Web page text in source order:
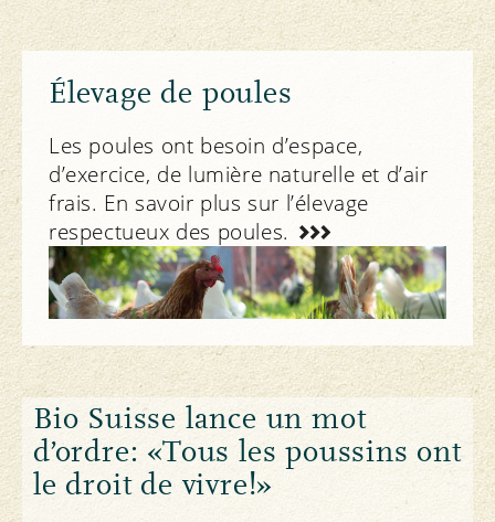
Élevage de poules
Les poules ont besoin d’espace,
d’exercice, de lumière naturelle et d’air
frais. En savoir plus sur l’élevage
respectueux des poules.
Notre engagement
Bio Suisse lance un mot
d’ordre: «Tous les poussins ont
le droit de vivre!»